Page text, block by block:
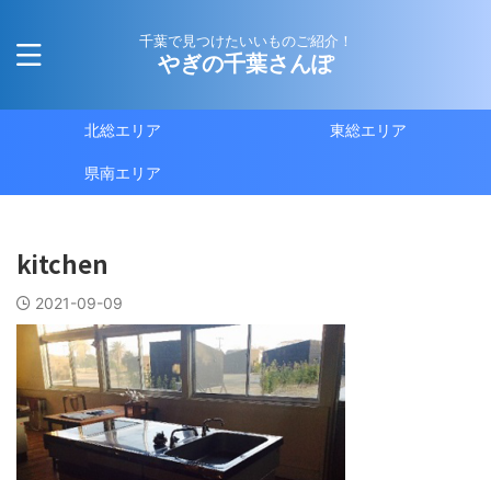
千葉で見つけたいいものご紹介！
やぎの千葉さんぽ
北総エリア 東総エリア
県南エリア
kitchen
2021-09-09